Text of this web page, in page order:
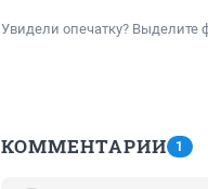
Увидели опечатку? Выделите
КОММЕНТАРИИ 1